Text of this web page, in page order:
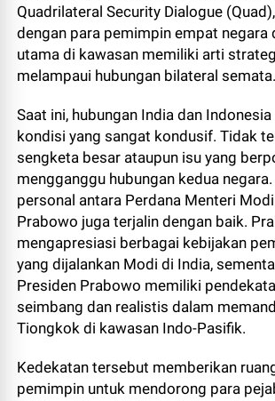
Quadrilateral Security Dialogue
dengan para pemimpin empat negara
utama di kawasan memiliki arti
melampaui hubungan bilateral semata.
Saat ini, hubungan India dan
kondisi yang sangat kondusif. Tidak
sengketa besar ataupun isu yang
mengganggu hubungan kedua
personal antara Perdana Menteri
Prabowo juga terjalin dengan baik.
mengapresiasi berbagai kebijakan
yang dijalankan Modi di India,
Presiden Prabowo memiliki
seimbang dan realistis dalam
Tiongkok di kawasan Indo-Pasifik.
Kedekatan tersebut memberikan
pemimpin untuk mendorong para